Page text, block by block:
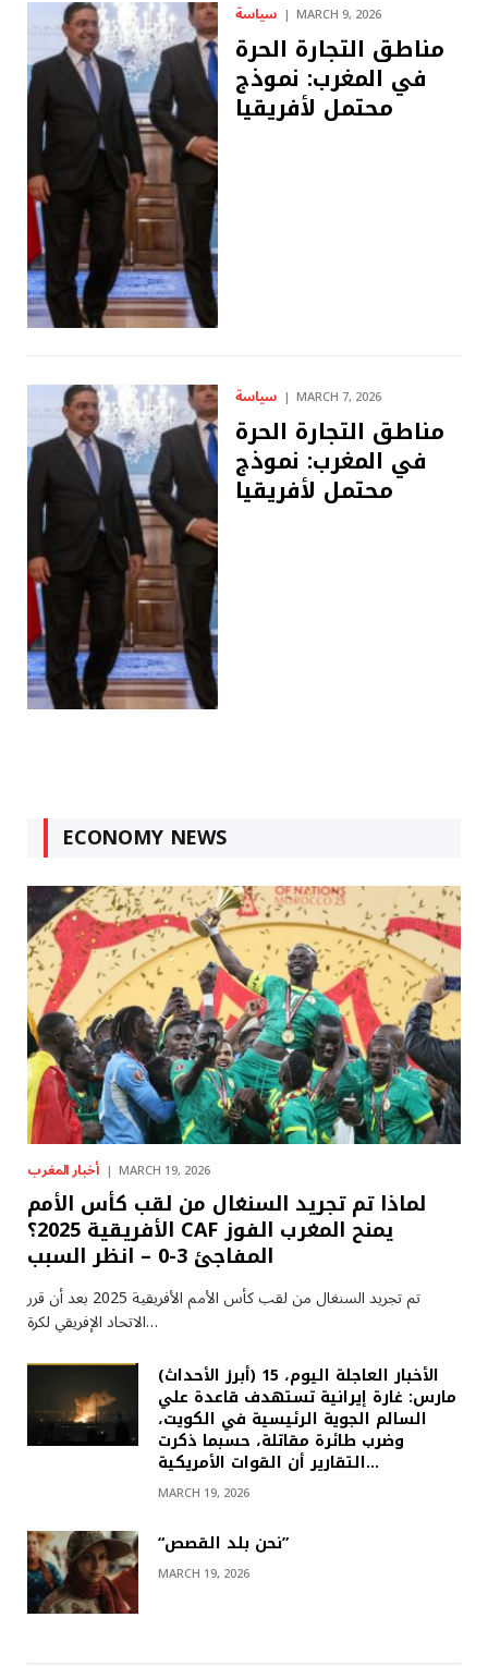
سياسة MARCH 9, 2026
مناطق التجارة الحرة
في المغرب: نموذج
محتمل لأفريقيا
سياسة MARCH 7, 2026
مناطق التجارة الحرة
في المغرب: نموذج
محتمل لأفريقيا
ECONOMY NEWS
أخبار المغرب MARCH 19, 2026
لماذا تم تجريد السنغال من لقب كأس الأمم
الأفريقية 2025؟ CAF يمنح المغرب الفوز
المفاجئ 3-0 – انظر السبب
تم تجريد السنغال من لقب كأس الأمم الأفريقية 2025 بعد أن قرر
الاتحاد الإفريقي لكرة…
(أبرز الأحداث) الأخبار العاجلة اليوم، 15
مارس: غارة إيرانية تستهدف قاعدة علي
السالم الجوية الرئيسية في الكويت،
وضرب طائرة مقاتلة، حسبما ذكرت
التقارير أن القوات الأمريكية…
MARCH 19, 2026
“نحن بلد القصص”
MARCH 19, 2026